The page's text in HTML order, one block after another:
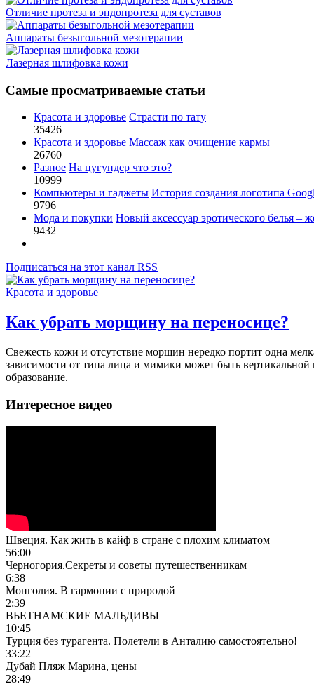
Отличие протеза и эндопротеза для суставов
Аппараты безыгольной мезотерапии
Лазерная шлифовка кожи
Самые просматриваемые статьи
Красота и здоровье Страсти по тату
35426
Красота и здоровье Массаж как очищение кармы
26760
Разное На цугундер что это?
10999
Компьютеры и гаджеты История создания логотипа
9796
Мода и покупки Новый аксессуар эротического белья –
9432
Подписаться на этот канал RSS
Красота и здоровье
Как убрать морщину на переносице?
Свежесть кожи и отсутствие морщин нередко портит одна
зависимости от типа лица и мимики может быть
образование.
Интересное видео
Швеция. Как жить в кайф в стране с плохим климатом
56:00
Черногория.Секреты и советы путешественникам
6:38
Монголия. В гармонии с природой
2:39
ВЬЕТНАМСКИЕ МАЛЬДИВЫ
10:45
Турция без турагента. Полетели в Анталию самостоятельно!
33:22
Дубай Пляж Марина, цены
28:49